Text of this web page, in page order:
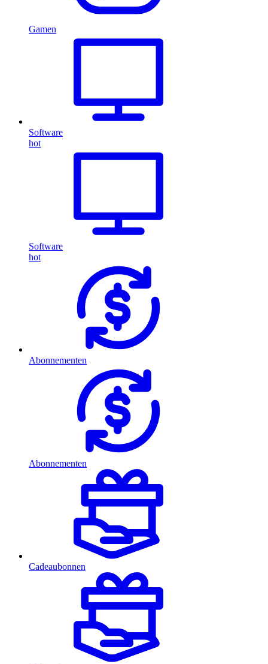
Gamen
Software
hot
Software
hot
Abonnementen
Abonnementen
Cadeaubonnen